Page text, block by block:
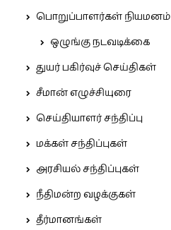
பொறுப்பாளர்கள் நியமனம்
ஒழுங்கு நடவடிக்கை
துயர் பகிர்வுச் செய்திகள்
சீமான் எழுச்சியுரை
செய்தியாளர் சந்திப்பு
மக்கள் சந்திப்புகள்
அரசியல் சந்திப்புகள்
நீதிமன்ற வழக்குகள்
தீர்மானங்கள்